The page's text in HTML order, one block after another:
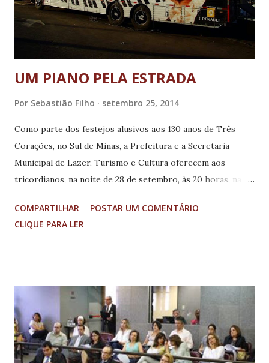
no Sul de Minas e Sete Lagoas, na região Central de Minas,
estiveram representadas....
UM PIANO PELA ESTRADA
Por Sebastião Filho setembro 25, 2014
Como parte dos festejos alusivos aos 130 anos de Três
Corações, no Sul de Minas, a Prefeitura e a Secretaria
Municipal de Lazer, Turismo e Cultura oferecem aos
tricordianos, na noite de 28 de setembro, às 20 horas, na
Estrada”, com a apresentação do pianista Arthur Moreira
Lima, um dos maiores concertistas brasileiros, cujo nome é
Nazareth, Villa-Lobos, Astor Piazolla, entre outros. O
evento tem o patrocínio da Petrobras, Correios e Caixa
Econômica Federal e seu objetivo é levar a música erudita e
a música brasileira ao alcance de todos, promovendo a
COMPARTILHAR
POSTAR UM COMENTÁRIO
CLIQUE PARA LER